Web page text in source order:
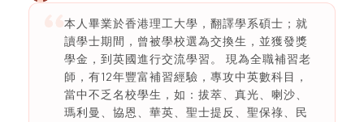
本人畢業於香港理工大學，翻譯學系碩士；就
讀學士期間，曾被學校選為交換生，並獲發獎
學金，到英國進行交流學習。 現為全職補習老
師，有12年豐富補習經驗，專攻中英數科目，
當中不乏名校學生，如：拔萃、真光、喇沙、
瑪利曼、協恩、華英、聖士提反、聖保祿、民